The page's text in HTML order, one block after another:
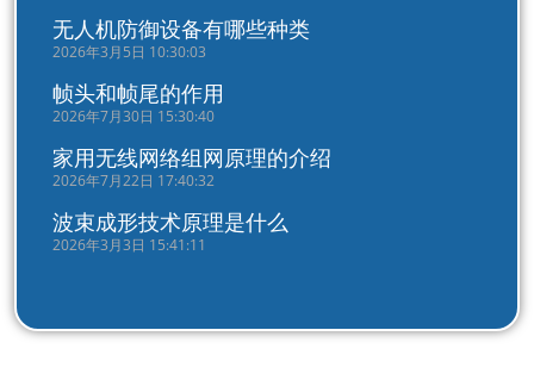
无人机防御设备有哪些种类
2026年3月5日 10:30:03
帧头和帧尾的作用
2026年7月30日 15:30:40
家用无线网络组网原理的介绍
2026年7月22日 17:40:32
波束成形技术原理是什么
2026年3月3日 15:41:11